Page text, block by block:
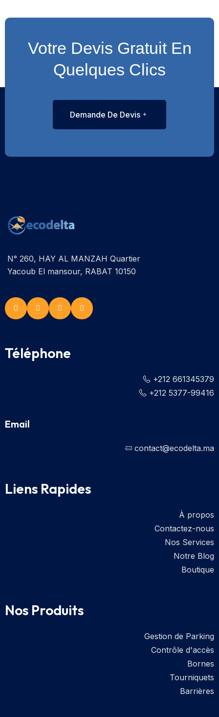
Votre Devis Gratuit En
Quelques Clics
Demande De Devis
N° 260, HAY AL MANZAH Quartier
Yacoub El mansour, RABAT 10150
Téléphone
+212 661345379
+212 5377-99416
Email
contact@ecodelta.ma
Liens Rapides
À propos
Contactez-nous
Nos Services
Notre Blog
Boutique
Nos Produits
Gestion de Parking
Contrôle d'accès
Bornes
Tourniquets
Barrières